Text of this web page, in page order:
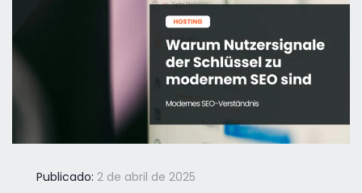
Publicado: 2 de abril de 2025